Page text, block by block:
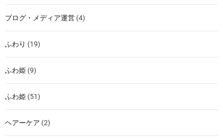
ブログ・メディア運営 (4)
ふわり (19)
ふわ姫 (9)
ふわ姫 (51)
ヘアーケア (2)